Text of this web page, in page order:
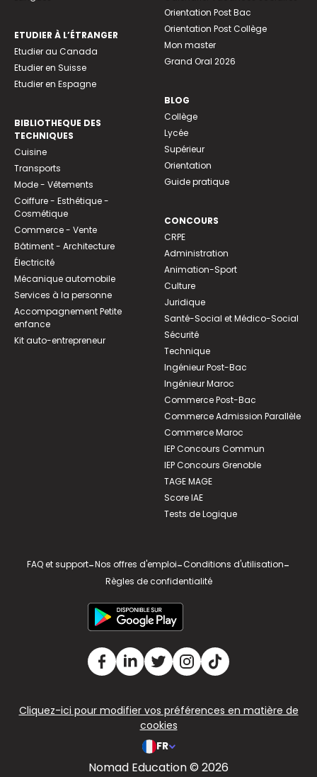
ETUDIER À L’ÉTRANGER
Etudier au Canada
Etudier en Suisse
Etudier en Espagne
BIBLIOTHEQUE DES
TECHNIQUES
Cuisine
Transports
Mode - Vêtements
Coiffure - Esthétique -
Cosmétique
Commerce - Vente
Bâtiment - Architecture
Électricité
Mécanique automobile
Services à la personne
Accompagnement Petite
enfance
Kit auto-entrepreneur
Orientation Post Bac
Orientation Post Collège
Mon master
Grand Oral 2026
BLOG
Collège
Lycée
Supérieur
Orientation
Guide pratique
CONCOURS
CRPE
Administration
Animation-Sport
Culture
Juridique
Santé-Social et Médico-Social
Sécurité
Technique
Ingénieur Post-Bac
Ingénieur Maroc
Commerce Post-Bac
Commerce Admission Parallèle
Commerce Maroc
IEP Concours Commun
IEP Concours Grenoble
TAGE MAGE
Score IAE
Tests de Logique
FAQ et support-Nos offres d'emploi-Conditions d'utilisation-
Règles de confidentialité
Cliquez-ici pour modifier vos préférences en matière de
cookies
FR
Nomad Education © 2026